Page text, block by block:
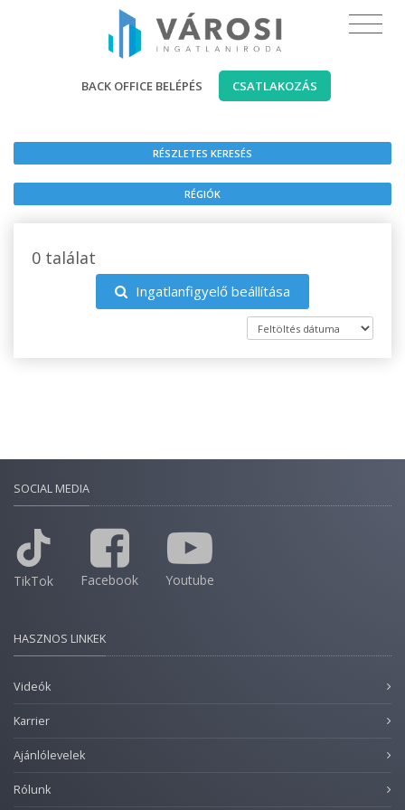
BACK OFFICE BELÉPÉS CSATLAKOZÁS
RÉSZLETES KERESÉS
RÉGIÓK
0 találat
Ingatlanfigyelő beállítása
SOCIAL MEDIA
TikTok Facebook Youtube
HASZNOS LINKEK
Videók
Karrier
Ajánlólevelek
Rólunk